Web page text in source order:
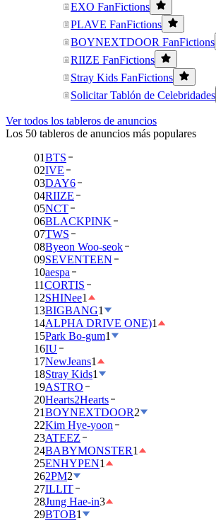
EXO FanFictions
PLAVE FanFictions
BOYNEXTDOOR FanFictions
RIIZE FanFictions
Stray Kids FanFictions
Solicitar Tablón de Celebridades
Ver todos los tableros de anuncios
Los 50 tableros de anuncios más populares
01BTS
02IVE
03DAY6
04RIIZE
05NCT
06BLACKPINK
07TWS
08Byeon Woo-seok
09SEVENTEEN
10aespa
11CORTIS
12SHINee1
13BIGBANG1
14ALPHA DRIVE ONE)1
15Park Bo-gum1
16IU
17NewJeans1
18Stray Kids1
19ASTRO
20Hearts2Hearts
21BOYNEXTDOOR2
22Kim Hye-yoon
23ATEEZ
24BABYMONSTER1
25ENHYPEN1
262PM2
27ILLIT
28Jung Hae-in3
29BTOB1